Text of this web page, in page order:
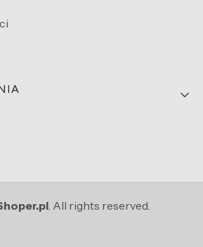
. All rights reserved.